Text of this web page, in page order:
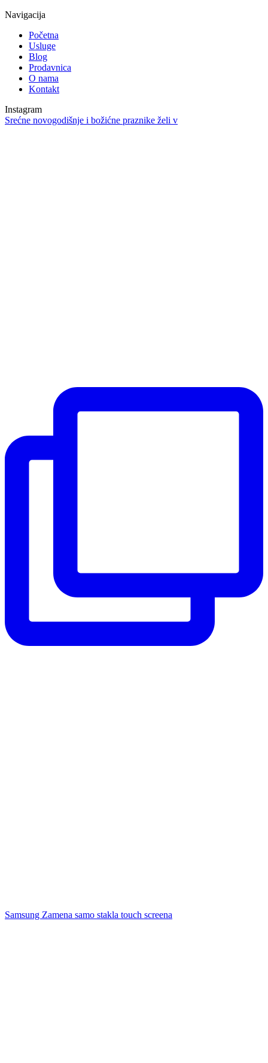
Navigacija
Početna
Usluge
Blog
Prodavnica
O nama
Kontakt
Instagram
Srećne novogodišnje i božićne praznike želi v
Samsung Zamena samo stakla touch screena